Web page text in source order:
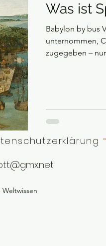
Was ist
Babylon by bus
unternommen,
zugegeben –